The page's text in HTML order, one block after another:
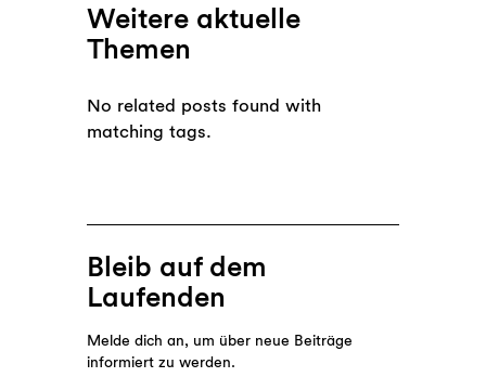
Weitere aktuelle
Themen
No related posts found with
matching tags.
Bleib auf dem
Laufenden
Melde dich an, um über neue Beiträge
informiert zu werden.